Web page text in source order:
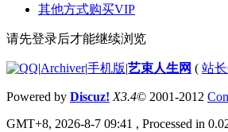
其他方式购买VIP
请先登录后才能继续浏览
|Archiver|手机版|艺束人生网 ( 站
Powered by Discuz! X3.4© 2001-2012
GMT+8, 2026-8-7 09:41 , Processed in